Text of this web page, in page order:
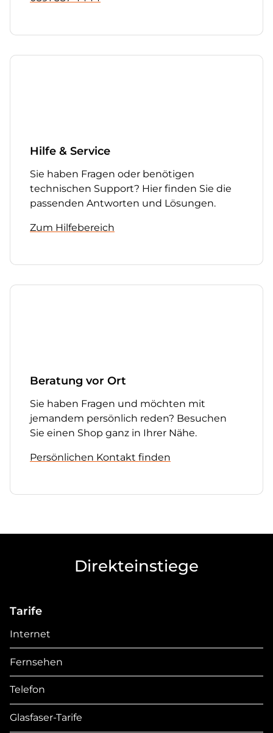
Hilfe & Service
Sie haben Fragen oder benötigen
technischen Support? Hier finden Sie die
passenden Antworten und Lösungen.
Zum Hilfebereich
Beratung vor Ort
Sie haben Fragen und möchten mit
jemandem persönlich reden? Besuchen
Sie einen Shop ganz in Ihrer Nähe.
Persönlichen Kontakt finden
Direkteinstiege
Tarife
Internet
Fernsehen
Telefon
Glasfaser-Tarife